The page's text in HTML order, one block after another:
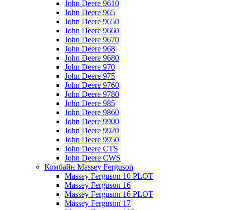
John Deere 9610
John Deere 965
John Deere 9650
John Deere 9660
John Deere 9670
John Deere 968
John Deere 9680
John Deere 970
John Deere 975
John Deere 9760
John Deere 9780
John Deere 985
John Deere 9860
John Deere 9900
John Deere 9920
John Deere 9950
John Deere CTS
John Deere CWS
Комбайн Massey Ferguson
Massey Ferguson 10 PLOT
Massey Ferguson 16
Massey Ferguson 16 PLOT
Massey Ferguson 17